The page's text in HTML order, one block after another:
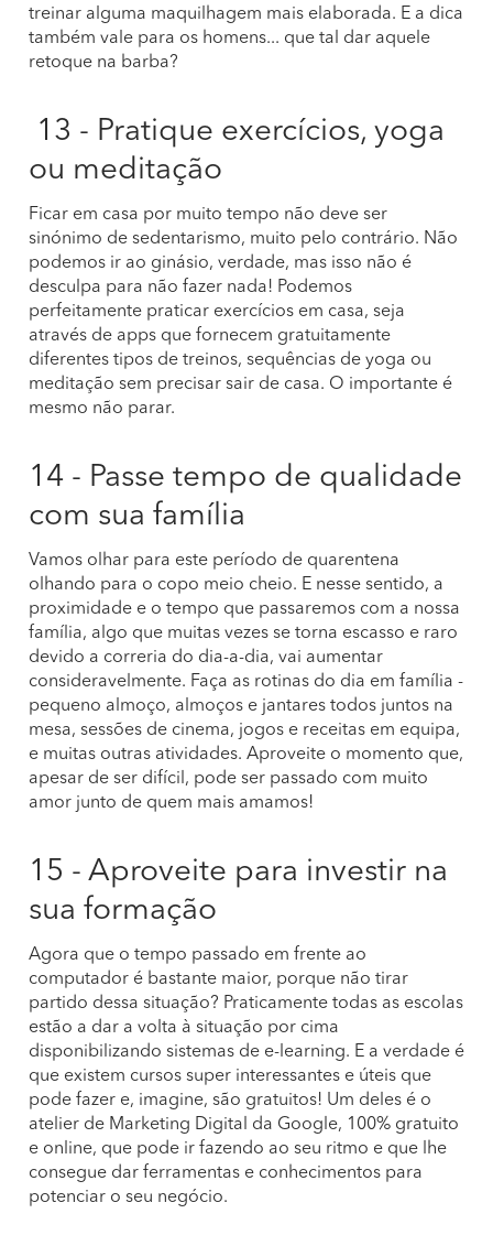
treinar alguma maquilhagem mais elaborada. E a dica
também vale para os homens... que tal dar aquele
retoque na barba?
13 - Pratique exercícios, yoga
ou meditação
Ficar em casa por muito tempo não deve ser
sinónimo de sedentarismo, muito pelo contrário. Não
podemos ir ao ginásio, verdade, mas isso não é
desculpa para não fazer nada! Podemos
perfeitamente praticar exercícios em casa, seja
através de apps que fornecem gratuitamente
diferentes tipos de treinos, sequências de yoga ou
meditação sem precisar sair de casa. O importante é
mesmo não parar.
14 - Passe tempo de qualidade
com sua família
Vamos olhar para este período de quarentena
olhando para o copo meio cheio. E nesse sentido, a
proximidade e o tempo que passaremos com a nossa
família, algo que muitas vezes se torna escasso e raro
devido a correria do dia-a-dia, vai aumentar
consideravelmente. Faça as rotinas do dia em família -
pequeno almoço, almoços e jantares todos juntos na
mesa, sessões de cinema, jogos e receitas em equipa,
e muitas outras atividades. Aproveite o momento que,
apesar de ser difícil, pode ser passado com muito
amor junto de quem mais amamos!
15 - Aproveite para investir na
sua formação
Agora que o tempo passado em frente ao
computador é bastante maior, porque não tirar
partido dessa situação? Praticamente todas as escolas
estão a dar a volta à situação por cima
disponibilizando sistemas de e-learning. E a verdade é
que existem cursos super interessantes e úteis que
pode fazer e, imagine, são gratuitos! Um deles é o
atelier de Marketing Digital da Google, 100% gratuito
e online, que pode ir fazendo ao seu ritmo e que lhe
consegue dar ferramentas e conhecimentos para
potenciar o seu negócio.